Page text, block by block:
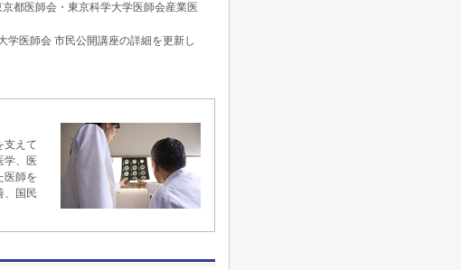
都医師会・東京科学大学医師会産業医
学医師会 市民公開講座の詳細を更新し
支えて
学、医
医師を
、国民